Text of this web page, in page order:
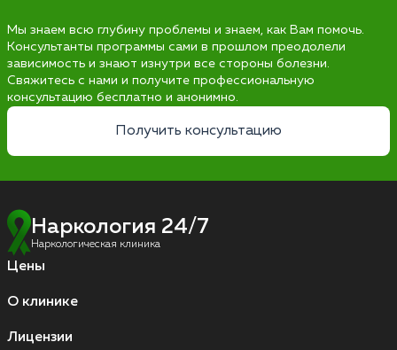
Мы знаем всю глубину проблемы и знаем, как Вам помочь.
Консультанты программы сами в прошлом преодолели
зависимость и знают изнутри все стороны болезни.
Свяжитесь с нами и получите профессиональную
консультацию бесплатно и анонимно.
Получить консультацию
Наркология 24/7
Наркологическая клиника
Цены
О клинике
Лицензии